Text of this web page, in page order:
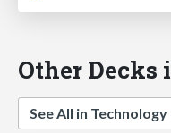
Other Decks
See All in Technology